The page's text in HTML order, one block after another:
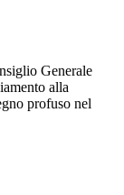
Generale
alla
profuso nel